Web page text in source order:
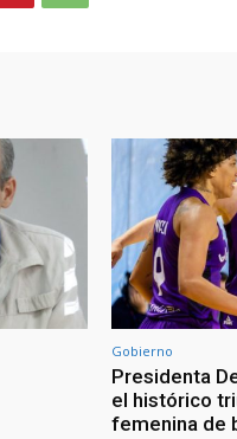
Gobierno
Presidenta
el histórico
femenina de